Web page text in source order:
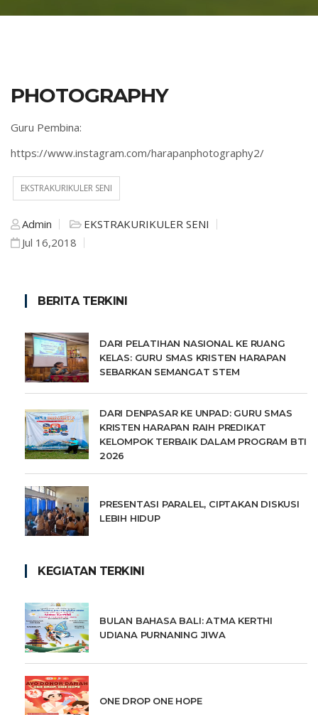
PHOTOGRAPHY
Guru Pembina:
https://www.instagram.com/harapanphotography2/
EKSTRAKURIKULER SENI
Admin
EKSTRAKURIKULER SENI
Jul 16,2018
BERITA TERKINI
DARI PELATIHAN NASIONAL KE RUANG
KELAS: GURU SMAS KRISTEN HARAPAN
SEBARKAN SEMANGAT STEM
DARI DENPASAR KE UNPAD: GURU SMAS
KRISTEN HARAPAN RAIH PREDIKAT
KELOMPOK TERBAIK DALAM PROGRAM BTI
2026
PRESENTASI PARALEL, CIPTAKAN DISKUSI
LEBIH HIDUP
KEGIATAN TERKINI
BULAN BAHASA BALI: ATMA KERTHI
UDIANA PURNANING JIWA
ONE DROP ONE HOPE